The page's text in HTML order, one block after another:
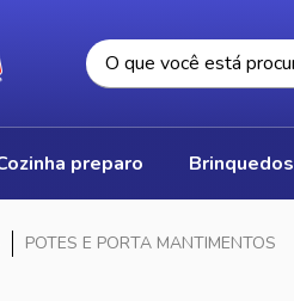
cozinha preparo brinquedos
POTES E PORTA MANTIMENTOS